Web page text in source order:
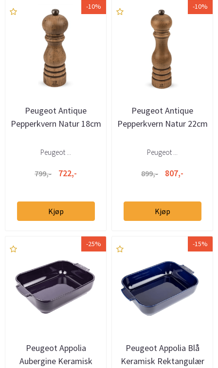
-10%
Peugeot Antique
Pepperkvern Natur 18cm
Peugeot ...
799,- 722,-
Kjøp
-10%
Peugeot Antique
Pepperkvern Natur 22cm
Peugeot ...
899,- 807,-
Kjøp
-25%
Peugeot Appolia
Aubergine Keramisk
-15%
Peugeot Appolia Blå
Keramisk Rektangulær